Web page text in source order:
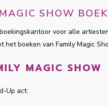
SHOW
voor alle
het boeken van Family Magic
MAGIC SHOW
Up act: